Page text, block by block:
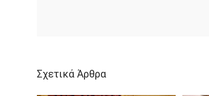
Σχετικά Άρθρα